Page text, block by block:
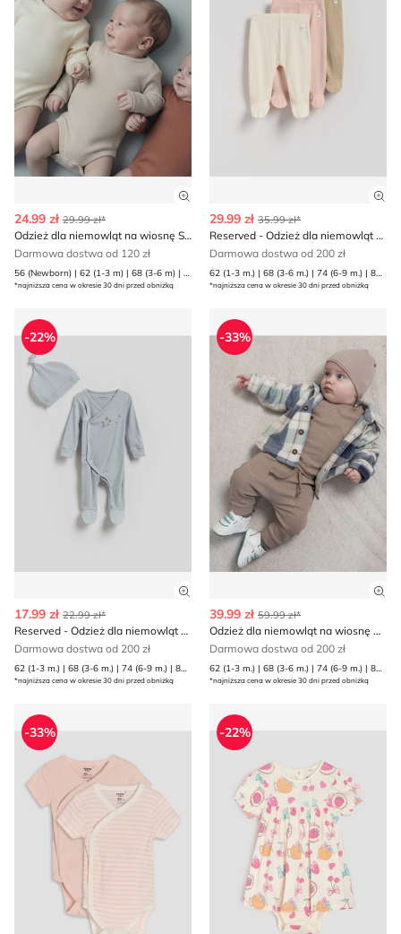
Zobacz szczegóły produktu
24.99 zł 29.99 zł*
Odzież dla niemowląt na wiosnę Sinsay
Darmowa dostwa od 120 zł
56 (Newborn) | 62 (1-3 m) | 68 (3-6 m) | 74 (6-9 m) | 80 (9-12 m)
*najniższa cena w okresie 30 dni przed obniżką
29.99 zł 35.99 zł*
Reserved - Odzież dla niemowląt na wiosnę
Darmowa dostwa od 200 zł
62 (1-3 m.) | 68 (3-6 m.) | 74 (6-9 m.) | 80 (9-12 m.)
*najniższa cena w okresie 30 dni przed obniżką
Reserved - Odzież dla niemowląt wiosenna na lato
-22%
Zobacz szczegóły produktu
17.99 zł 22.99 zł*
Reserved - Odzież dla niemowląt wiosenna na lato
Darmowa dostwa od 200 zł
62 (1-3 m.) | 68 (3-6 m.) | 74 (6-9 m.) | 80 (9-12 m.)
*najniższa cena w okresie 30 dni przed obniżką
Odzież dla niemowląt na
-33%
39.99 zł 59.99 zł*
Odzież dla niemowląt na wiosnę Reserved
Darmowa dostwa od 200 zł
62 (1-3 m.) | 68 (3-6 m.) | 74 (6-9 m.) | 80 (9-12 m.)
*najniższa cena w okresie 30 dni przed obniżką
Sinsay - Odzież dla niemowląt
-33%
Odzież dla niemowląt
-22%